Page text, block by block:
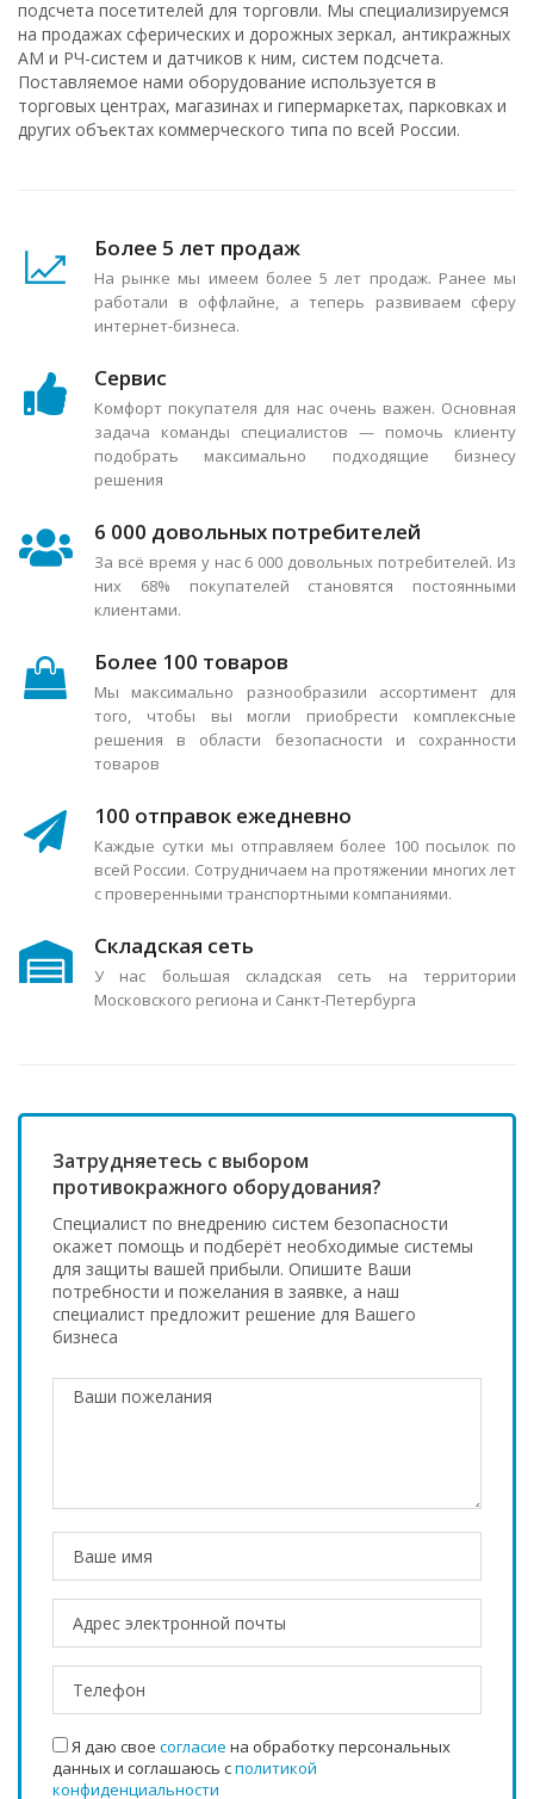
подсчета посетителей для торговли. Мы специализируемся
на продажах сферических и дорожных зеркал, антикражных
АМ и РЧ-систем и датчиков к ним, систем подсчета.
Поставляемое нами оборудование используется в
торговых центрах, магазинах и гипермаркетах, парковках и
других объектах коммерческого типа по всей России.
Более 5 лет продаж
На рынке мы имеем более 5 лет продаж. Ранее мы
работали в оффлайне, а теперь развиваем сферу
интернет-бизнеса.
Сервис
Комфорт покупателя для нас очень важен. Основная
задача команды специалистов — помочь клиенту
подобрать максимально подходящие бизнесу
решения
6 000 довольных потребителей
За всё время у нас 6 000 довольных потребителей. Из
них 68% покупателей становятся постоянными
клиентами.
Более 100 товаров
Мы максимально разнообразили ассортимент для
того, чтобы вы могли приобрести комплексные
решения в области безопасности и сохранности
товаров
100 отправок ежедневно
Каждые сутки мы отправляем более 100 посылок по
всей России. Сотрудничаем на протяжении многих лет
с проверенными транспортными компаниями.
Складская сеть
У нас большая складская сеть на территории
Московского региона и Санкт-Петербурга
Затрудняетесь с выбором
противокражного оборудования?
Специалист по внедрению систем безопасности
окажет помощь и подберёт необходимые системы
для защиты вашей прибыли. Опишите Ваши
потребности и пожелания в заявке, а наш
специалист предложит решение для Вашего
бизнеса
Я даю свое согласие на обработку персональных
данных и соглашаюсь сполитикой
конфиденциальности